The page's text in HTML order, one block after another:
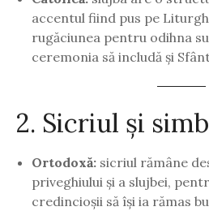
accentul fiind pus pe
rugăciunea pentru odihna
ceremonia să includă și
2. Sicriul și
Ortodoxă: sicriul rămâne
priveghiului și a slujbei,
credincioșii să își ia rămas